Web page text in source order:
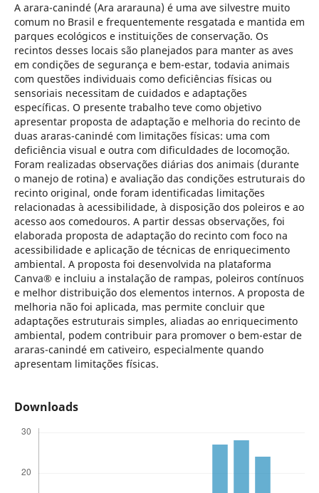
A arara-canindé (Ara ararauna) é uma ave silvestre muito
comum no Brasil e frequentemente resgatada e mantida em
parques ecológicos e instituições de conservação. Os
recintos desses locais são planejados para manter as aves
em condições de segurança e bem-estar, todavia animais
com questões individuais como deficiências físicas ou
sensoriais necessitam de cuidados e adaptações
específicas. O presente trabalho teve como objetivo
apresentar proposta de adaptação e melhoria do recinto de
duas araras-canindé com limitações físicas: uma com
deficiência visual e outra com dificuldades de locomoção.
Foram realizadas observações diárias dos animais (durante
o manejo de rotina) e avaliação das condições estruturais do
recinto original, onde foram identificadas limitações
relacionadas à acessibilidade, à disposição dos poleiros e ao
acesso aos comedouros. A partir dessas observações, foi
elaborada proposta de adaptação do recinto com foco na
acessibilidade e aplicação de técnicas de enriquecimento
ambiental. A proposta foi desenvolvida na plataforma
Canva® e incluiu a instalação de rampas, poleiros contínuos
e melhor distribuição dos elementos internos. A proposta de
melhoria não foi aplicada, mas permite concluir que
adaptações estruturais simples, aliadas ao enriquecimento
ambiental, podem contribuir para promover o bem-estar de
araras-canindé em cativeiro, especialmente quando
apresentam limitações físicas.
Downloads